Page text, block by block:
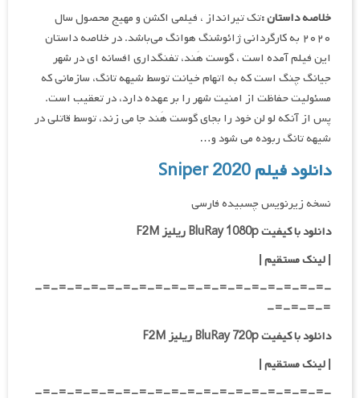
خلاصه داستان :تک تیرانداز ، فیلمی اکشن و مهیج محصول سال
۲۰۲۰ به کارگردانی ژائوشنگ هوانگ می‌باشد. در خلاصه داستان
این فیلم آمده است ، گوست هَند، تفنگداری افسانه ای در شهر
جیانگ چنگ است که به اتهام خیانت توسط شیهه تانگ، سازمانی که
مسئولیت حفاظت از امنیت شهر را بر عهده دارد، در تعقیب است.
پس از آنکه لو لن خود را بجای گوست هَند جا می زند، توسط قاتلی در
شیهه تانگ ربوده می شود و…
دانلود فیلم Sniper 2020
نسخه زیرنویس چسبیده فارسی
دانلود با کیفیت BluRay 1080p ریلیز F2M
|لینک مستقیم|
-=-=-=-=-=-=-=-=-=-=-=-=-=-=-=-=-=-=-
=-=-=-=-
دانلود با کیفیت BluRay 720p ریلیز F2M
| لینک مستقیم|
-=-=-=-=-=-=-=-=-=-=-=-=-=-=-=-=-=-=-